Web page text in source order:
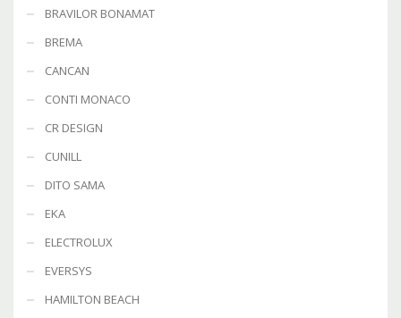
BRAVILOR BONAMAT
BREMA
CANCAN
CONTI MONACO
CR DESIGN
CUNILL
DITO SAMA
EKA
ELECTROLUX
EVERSYS
HAMILTON BEACH